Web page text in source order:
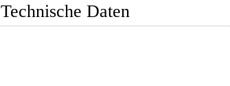
Technische Daten